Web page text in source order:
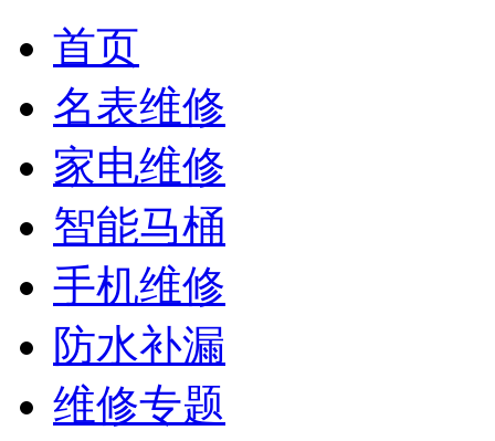
首页
名表维修
家电维修
智能马桶
手机维修
防水补漏
维修专题